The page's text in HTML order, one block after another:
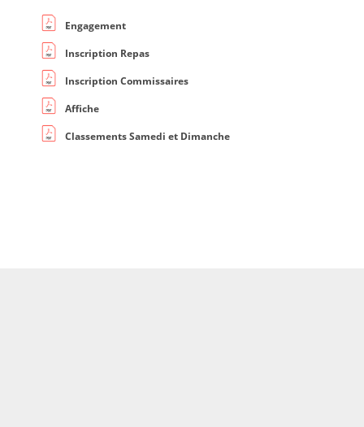
Engagement
Inscription Repas
Inscription Commissaires
Affiche
Classements Samedi et Dimanche